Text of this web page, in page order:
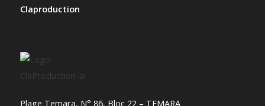
Claproduction
Plage Temara, N° 86, Bloc 22 – TEMARA